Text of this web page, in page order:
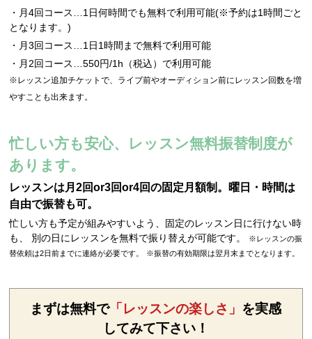
・月4回コース…1日何時間でも無料で利用可能(※予約は1時間ごと
となります。)
・月3回コース…1日1時間まで無料で利用可能
・月2回コース…550円/1h（税込）で利用可能
※レッスン追加チケットで、ライブ前やオーディション前にレッスン回数を増
やすことも出来ます。
忙しい方も安心、レッスン無料振替制度が
あります。
レッスンは月2回or3回or4回の固定月額制。曜日・時間は
自由で振替も可。
忙しい方も予定が組みやすいよう、固定のレッスン日に行けない時
も、 別の日にレッスンを無料で振り替えが可能です。
※レッスンの振
替依頼は2日前までに連絡が必要です。
※振替の有効期限は翌月末までとなります。
まずは無料で「レッスンの楽しさ」 を実感
してみて下さい！